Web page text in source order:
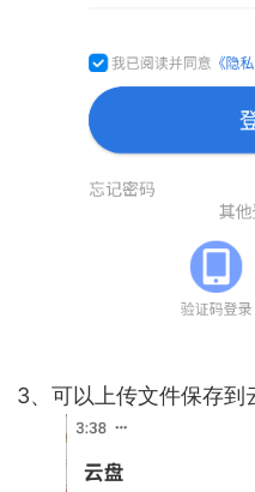
3、可以上传文件保存到